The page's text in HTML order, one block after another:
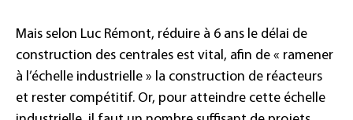
Mais selon Luc Rémont, réduire à 6 ans le délai de
construction des centrales est vital, afin de « ramener
à l’échelle industrielle » la construction de réacteurs
et rester compétitif. Or, pour atteindre cette échelle